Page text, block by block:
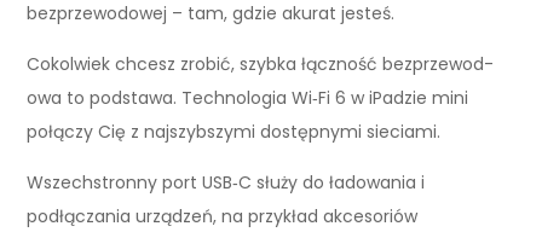
bez­prze­wodowej – tam, gdzie akurat jesteś.
Cokolwiek chcesz zrobić, szybka łączność bezprzewod­
owa to podstawa. Technologia Wi‑Fi 6 w iPadzie mini
połączy Cię z najszybszymi dostępnymi sieciami.
Wszechstronny port USB‑C służy do ładowania i
podłączania urządzeń, na przykład akcesoriów